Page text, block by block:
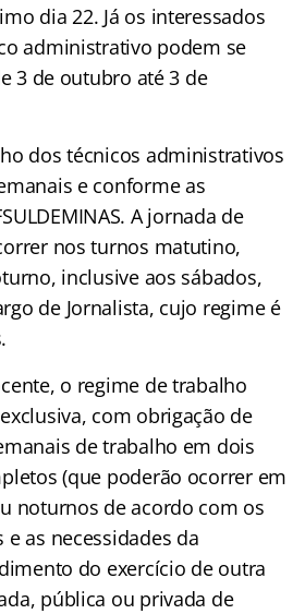
dia 22. Já os interessados
administrativo podem se
3 de outubro até 3 de
dos técnicos administrativos
e conforme as
A jornada de
nos turnos matutino,
inclusive aos sábados,
de Jornalista, cujo regime é
o regime de trabalho
com obrigação de
de trabalho em dois
(que poderão ocorrer em
noturnos de acordo com os
as necessidades da
do exercício de outra
pública ou privada de